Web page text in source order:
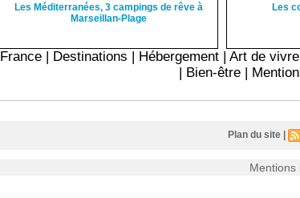
Les Méditerranées, 3 campings de rêve à
Marseillan-Plage
Les
France | Destinations | Hébergement |Art de vivre
| Bien-être |
Plan du site |
Mentions